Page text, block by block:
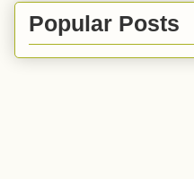
Popular Posts